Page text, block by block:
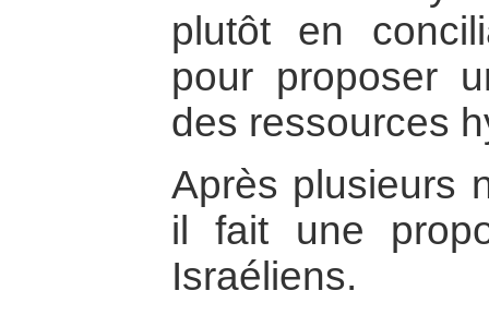
plutôt en
pour proposer
des ressources
Après plusieurs
il fait une
Israéliens.